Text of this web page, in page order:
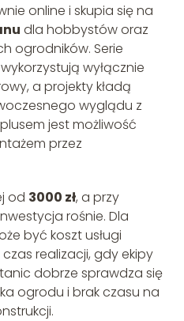
online i skupia się na
dla hobbystów oraz
ogrodników. Serie
wyłącznie
a projekty kładą
wyglądu z
jest możliwość
przez
od 3000 zł, a przy
rośnie. Dla
być koszt usługi
realizacji, gdy ekipy
dobrze sprawdza się
ogrodu i brak czasu na